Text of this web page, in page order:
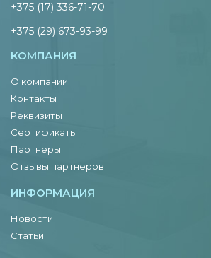
+375 (17) 336-71-70
+375 (29) 673-93-99
КОМПАНИЯ
О компании
Контакты
Реквизиты
Сертификаты
Партнеры
Отзывы партнеров
ИНФОРМАЦИЯ
Новости
Статьи